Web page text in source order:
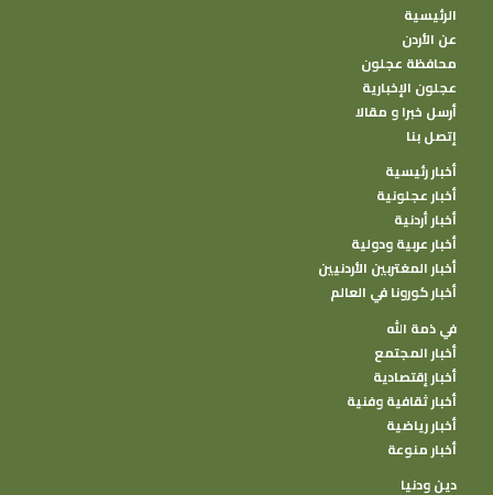
الرئيسية
عن الأردن
محافظة عجلون
عجلون الإخبارية
أرسل خبرا و مقالا
إتصل بنا
أخبار رئيسية
أخبار عجلونية
أخبار أردنية
أخبار عربية ودولية
أخبار المغتربين الأردنيين
أخبار كورونا في العالم
في ذمة الله
أخبار المجتمع
أخبار إقتصادية
أخبار ثقافية وفنية
أخبار رياضية
أخبار منوعة
دين ودنيا